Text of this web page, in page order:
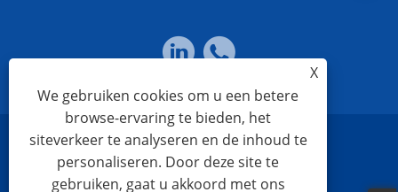
X
We gebruiken cookies om u een betere
browse-ervaring te bieden, het
siteverkeer te analyseren en de inhoud te
personaliseren. Door deze site te
gebruiken, gaat u akkoord met ons
Links Sitemap RSS XML Privacybeleid